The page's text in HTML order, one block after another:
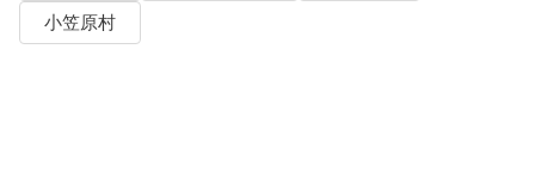
小笠原村